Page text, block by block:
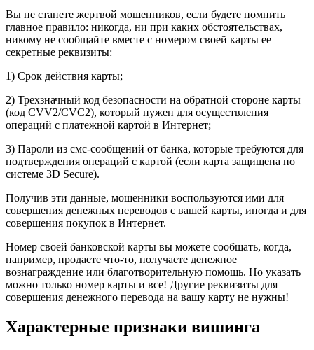
Вы не станете жертвой мошенников, если будете помнить
главное правило: никогда, ни при каких обстоятельствах,
никому не сообщайте вместе с номером своей карты ее
секретные реквизиты:
1) Срок действия карты;
2) Трехзначный код безопасности на обратной стороне карты
(код CVV2/CVС2), который нужен для осуществления
операций с платежной картой в Интернет;
3) Пароли из смс-сообщений от банка, которые требуются для
подтверждения операций с картой (если карта защищена по
системе 3D Secure).
Получив эти данные, мошенники воспользуются ими для
совершения денежных переводов с вашей карты, иногда и для
совершения покупок в Интернет.
Номер своей банковской карты вы можете сообщать, когда,
например, продаете что-то, получаете денежное
вознаграждение или благотворительную помощь. Но указать
можно только номер карты и все! Другие реквизиты для
совершения денежного перевода на вашу карту не нужны!
Характерные признаки вишинга